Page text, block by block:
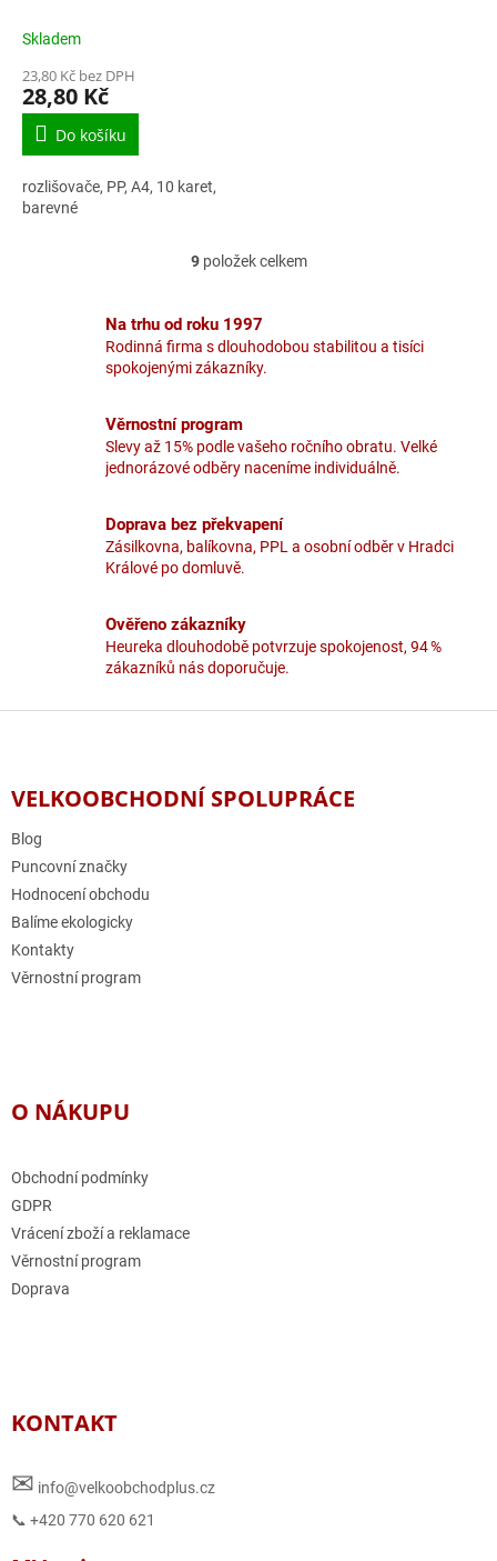
Skladem
23,80 Kč bez DPH
28,80 Kč
Do košíku
rozlišovače, PP, A4, 10 karet,
barevné
O
l
á
d
a
p
r
v
y
v
u
9položek celkem
Na trhu od roku 1997
Rodinná firma s dlouhodobou stabilitou a tisíci
spokojenými zákazníky.
Věrnostní program
Slevy až 15% podle vašeho ročního obratu. Velké
jednorázové odběry naceníme individuálně.
Doprava bez překvapení
Zásilkovna, balíkovna, PPL a osobní odběr v Hradci
Králové po domluvě.
Ověřeno zákazníky
Heureka dlouhodobě potvrzuje spokojenost, 94 %
zákazníků nás doporučuje.
Z
VELKOOBCHODNÍ SPOLUPRÁCE
Blog
Puncovní značky
Hodnocení obchodu
Balíme ekologicky
Kontakty
Věrnostní program
O NÁKUPU
Obchodní podmínky
GDPR
Vrácení zboží a reklamace
Věrnostní program
Doprava
KONTAKT
✉ info@velkoobchodplus.cz
📞 +420 770 620 621